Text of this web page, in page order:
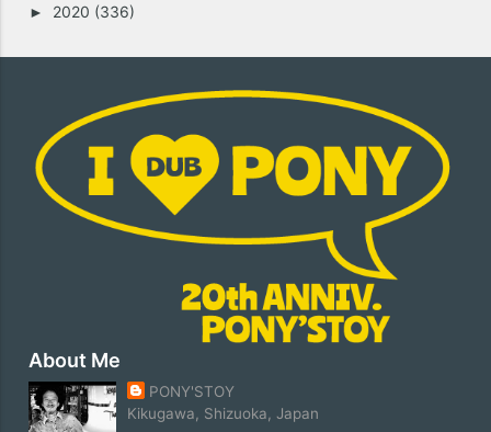
► 2020 (336)
About Me
PONY'STOY
Kikugawa, Shizuoka, Japan